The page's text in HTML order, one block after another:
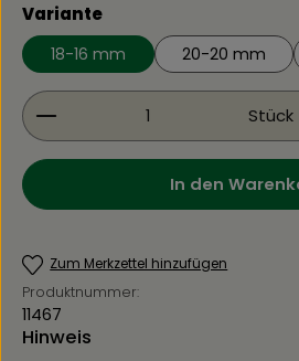
Varianteauswählen
18-16 mm 20-20 mm
Produkt Anzahl: Gib denStück
In den
Zum Merkzettel hinzufügen
Produktnummer:
11467
Hinweis